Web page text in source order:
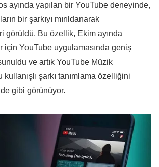
ayında yapılan bir YouTube deneyinde,
bir şarkıyı mırıldanarak
görüldü. Bu özellik, Ekim ayında
için YouTube uygulamasında geniş
ve artık YouTube Müzik
kullanışlı şarkı tanımlama özelliğini
gibi görünüyor.